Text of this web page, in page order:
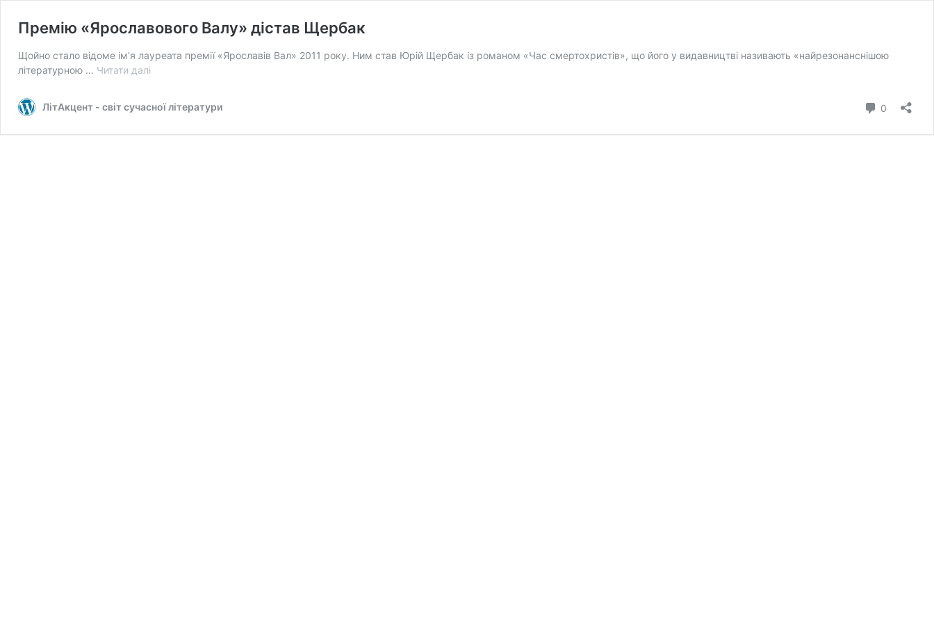
Премію «Ярославового Валу» дістав Щербак
Щойно стало відоме ім’я лауреата премії «Ярославів Вал» 2011 року. Ним став Юрій Щербак із романом «Час смертохристів», що його у видавництві називають «найрезонанснішою
літературною … Читати даліПремію
дістав
ЛітАкцент - світ сучасної літератури 0